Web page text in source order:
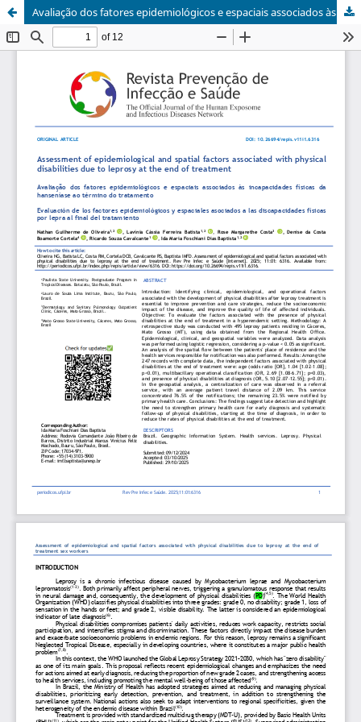
Avaliação dos fatores epidemiológicos e espaciais associados às incapacidades físicas da hanseníase ao término do tratamento